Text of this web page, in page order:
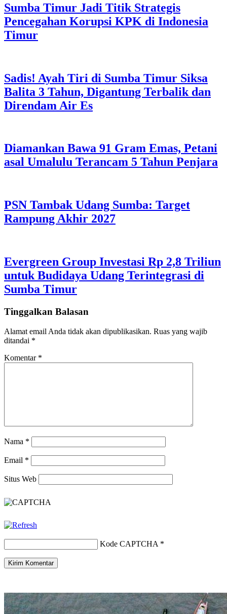
Sumba Timur Jadi Titik Strategis
Pencegahan Korupsi KPK di Indonesia
Timur
Sadis! Ayah Tiri di Sumba Timur Siksa
Balita 3 Tahun, Digantung Terbalik dan
Direndam Air Es
Diamankan Bawa 91 Gram Emas, Petani
asal Umalulu Terancam 5 Tahun Penjara
PSN Tambak Udang Sumba: Target
Rampung Akhir 2027
Evergreen Group Investasi Rp 2,8 Triliun
untuk Budidaya Udang Terintegrasi di
Sumba Timur
Tinggalkan Balasan
Alamat email Anda tidak akan dipublikasikan. Ruas yang wajib
ditandai *
Komentar *
Nama *
Email *
Situs Web
Kode CAPTCHA *